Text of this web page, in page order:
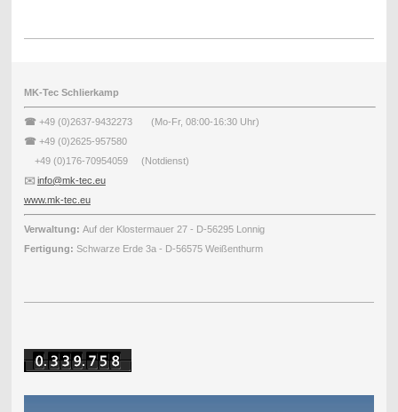
MK-Tec Schlierkamp
☎ +49 (0)2637-9432273 (Mo-Fr, 08:00-16:30 Uhr)
☎ +49 (0)2625-957580
+49 (0)176-70954059 (Notdienst)
✉️ info@mk-tec.eu
www.mk-tec.eu
Verwaltung: Auf der Klostermauer 27 - D-56295 Lonnig
Fertigung: Schwarze Erde 3a - D-56575 Weißenthurm